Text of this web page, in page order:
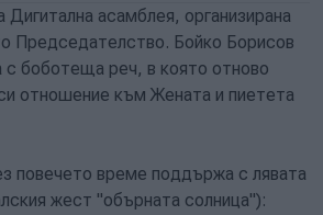
асамблея, организирана
Председателство. Бойко Борисов
с боботеща реч, в която отново
отношение към Жената и пиетета
повечето време поддържа с лявата
жест "обърната солница"):